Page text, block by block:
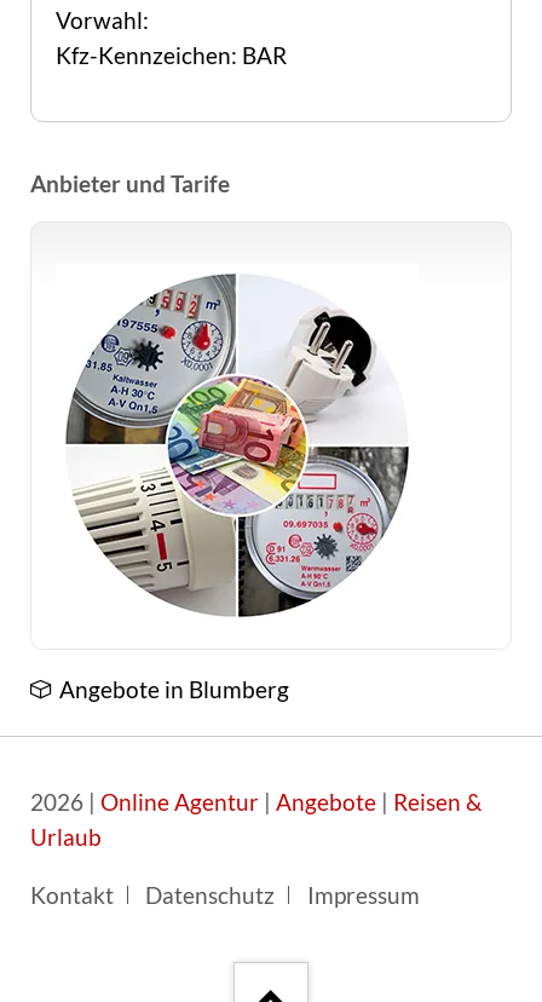
Vorwahl:
Kfz-Kennzeichen: BAR
Anbieter und Tarife
Angebote in Blumberg
2026 | Online Agentur| Angebote| Reisen &
Urlaub
Navigation
Kontakt Datenschutz Impressum